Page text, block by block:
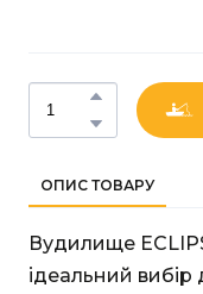
ОПИС ТОВАРУ
Вудилище
ідеальний